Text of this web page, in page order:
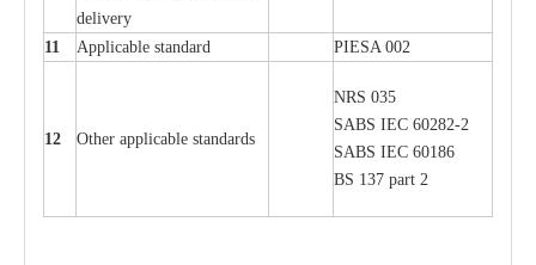
delivery
11 Applicable standard PIESA 002
12 Other applicable standards
NRS 035
SABS IEC 60282-2
SABS IEC 60186
BS 137 part 2